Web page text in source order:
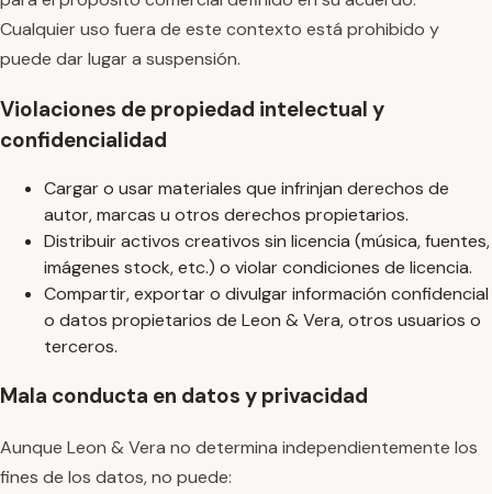
Cualquier uso fuera de este contexto está prohibido y
puede dar lugar a suspensión.
Violaciones de propiedad intelectual y
confidencialidad
Cargar o usar materiales que infrinjan derechos de
autor, marcas u otros derechos propietarios.
Distribuir activos creativos sin licencia (música, fuentes,
imágenes stock, etc.) o violar condiciones de licencia.
Compartir, exportar o divulgar información confidencial
o datos propietarios de Leon & Vera, otros usuarios o
terceros.
Mala conducta en datos y privacidad
Aunque Leon & Vera no determina independientemente los
fines de los datos, no puede: